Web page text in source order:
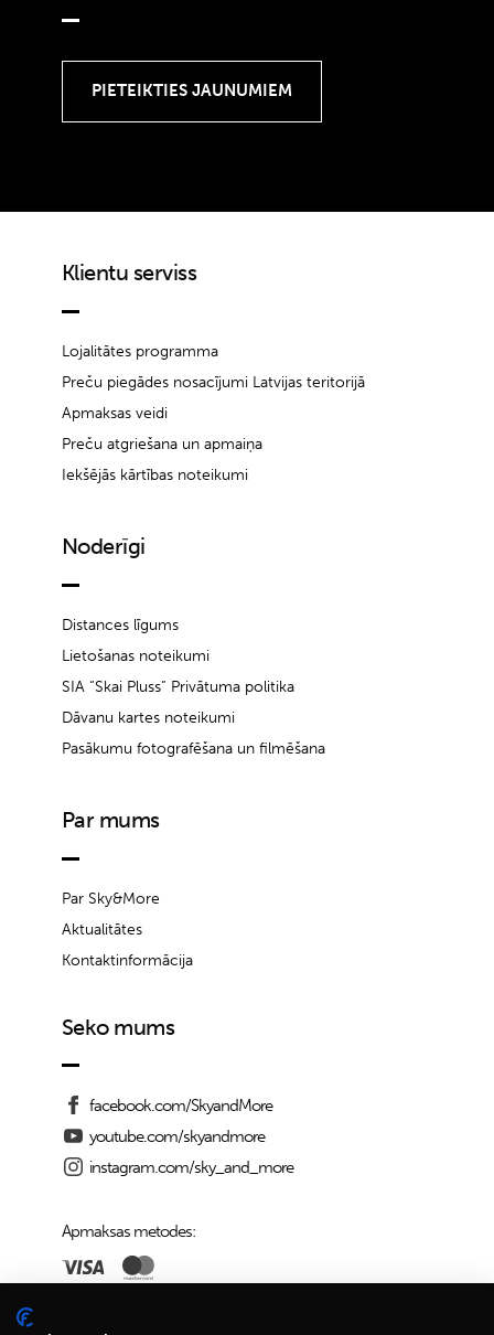
Klientu serviss
Lojalitātes programma
Preču piegādes nosacījumi Latvijas teritorijā
Apmaksas veidi
Preču atgriešana un apmaiņa
Iekšējās kārtības noteikumi
Noderīgi
Distances līgums
Lietošanas noteikumi
SIA “Skai Pluss” Privātuma politika
Dāvanu kartes noteikumi
Pasākumu fotografēšana un filmēšana
Par mums
Par Sky&More
Aktualitātes
Kontaktinformācija
Seko mums
facebook.com/SkyandMore
youtube.com/skyandmore
instagram.com/sky_and_more
Apmaksas metodes: